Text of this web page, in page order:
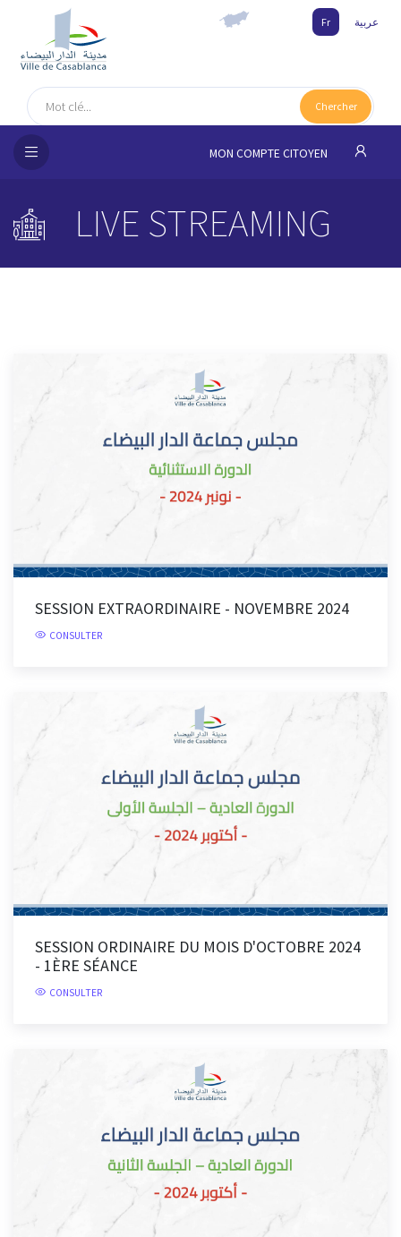
Fr عربية
Chercher
MON COMPTE CITOYEN
LIVE STREAMING
SESSION EXTRAORDINAIRE - NOVEMBRE 2024
CONSULTER
SESSION ORDINAIRE DU MOIS D'OCTOBRE 2024
- 1ÈRE SÉANCE
CONSULTER